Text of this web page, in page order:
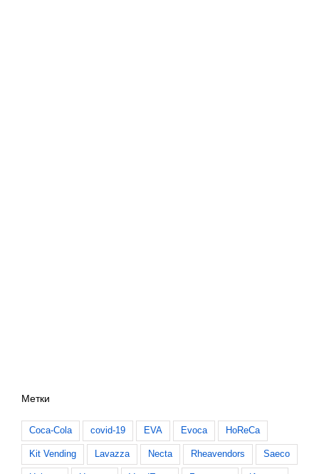
Метки
Coca-Cola covid-19 EVA Evoca HoReCa
Kit Vending Lavazza Necta Rheavendors Saeco